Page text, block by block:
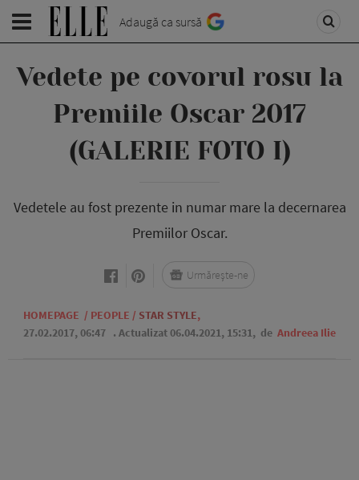
Adaugă ca sursă
Vedete pe covorul rosu la
Premiile Oscar 2017
(GALERIE FOTO I)
Vedetele au fost prezente in numar mare la decernarea
Premiilor Oscar.
HOMEPAGE / PEOPLE / STAR STYLE,
27.02.2017, 06:47 . Actualizat 06.04.2021, 15:31, de Andreea Ilie
Urmărește-ne